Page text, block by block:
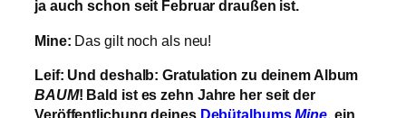
ja auch schon seit Februar draußen ist.
Mine: Das gilt noch als neu!
Leif: Und deshalb: Gratulation zu deinem Album
BAUM! Bald ist es zehn Jahre her seit der
Veröffentlichung deines DebütalbumsMine, ein